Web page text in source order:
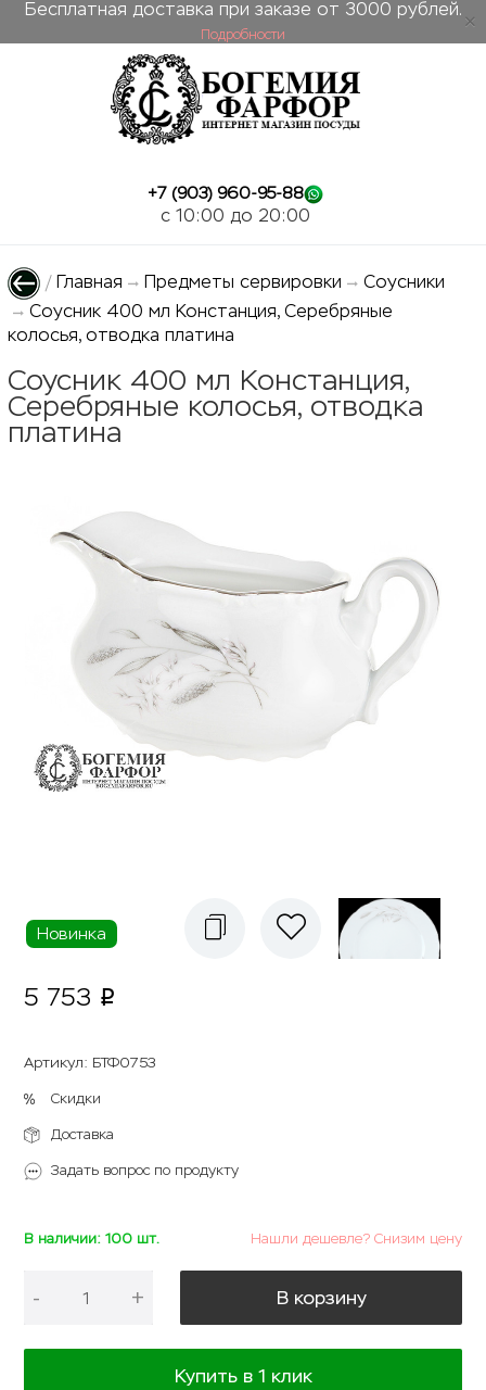
Бесплатная доставка при заказе от 3000 рублей.
Подробности
+7 (903) 960-95-88
c 10:00 до 20:00
/Главная Предметы сервировки
Соусники
Соусник 400 мл Констанция, Серебряные
колосья, отводка платина
Соусник 400 мл Констанция,
Серебряные колосья, отводка
платина
Новинка
5 753 p
Артикул: БТФ0753
Скидки
Доставка
Задать вопрос по продукту
В наличии: 100 шт. Нашли дешевле? Снизим цену
- + В корзину
Купить в 1 клик